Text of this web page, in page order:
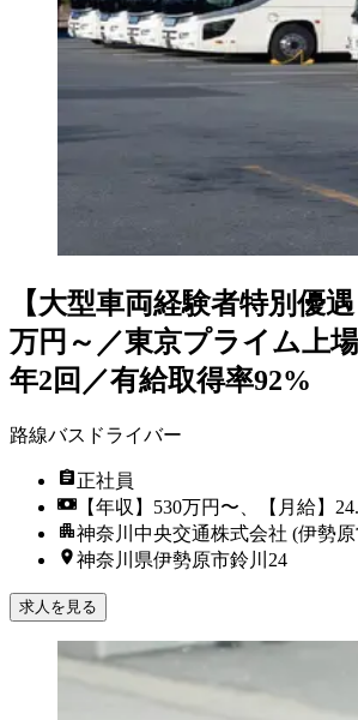
【大型車両経験者特別優
万円～／東京プライム上
年2回／有給取得率92%
路線バスドライバー
正社員
【年収】530万円〜、【月給】
神奈川中央交通株式会社 (伊勢
神奈川県伊勢原市鈴川24
求人を見る